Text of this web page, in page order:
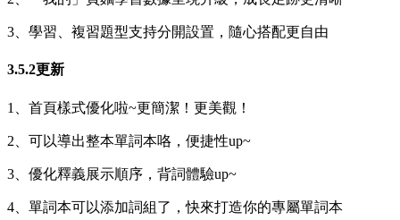
3、學習、複習題型支持分開設置，隨心搭配更自由
3.5.2更新
1、首頁樣式優化啦~更簡潔！更美觀！
2、可以導出整本單詞本咯，便捷性up~
3、優化釋義展示順序，背詞體驗up~
4、單詞本可以添加詞組了，快來打造你的專屬單詞本